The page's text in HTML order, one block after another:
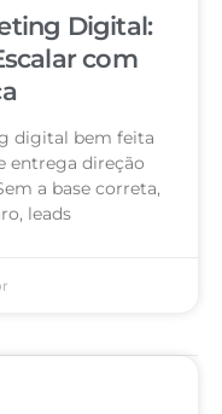
Digital:
com
digital bem feita
entrega direção
a base correta,
leads